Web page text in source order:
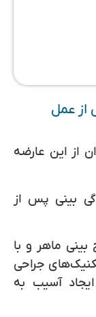
عمل
از این عارضه
بینی پس از
ماهر و با
جراحی
آسیب به